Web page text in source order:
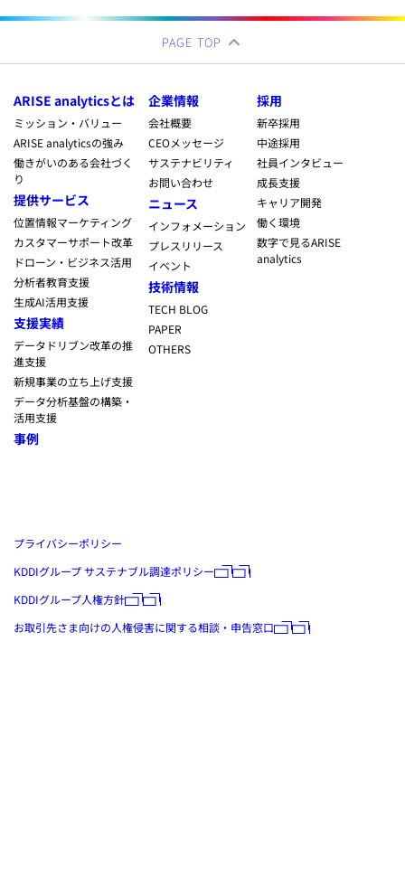
PAGE TOP
プライバシーポリシー
KDDIグループ サステナブル調達ポリシー
KDDIグループ人権方針
お取引先さま向けの人権侵害に関する相談・申告窓口
ARISE analyticsとは
ミッション・バリュー
ARISE analyticsの強み
働きがいのある会社づく
り
提供サービス
位置情報マーケティング
カスタマーサポート改革
ドローン・ビジネス活用
分析者教育支援
生成AI活用支援
支援実績
データドリブン改革の推
進支援
新規事業の立ち上げ支援
データ分析基盤の構築・
活用支援
事例
企業情報
会社概要
CEOメッセージ
サステナビリティ
お問い合わせ
ニュース
インフォメーション
プレスリリース
イベント
技術情報
TECH BLOG
PAPER
OTHERS
採用
新卒採用
中途採用
社員インタビュー
成長支援
キャリア開発
働く環境
数字で見るARISE
analytics